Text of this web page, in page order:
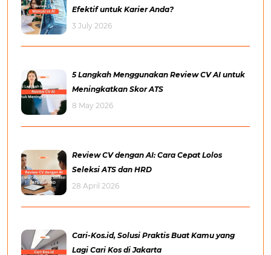
Efektif untuk Karier Anda?
3 July 2026
5 Langkah Menggunakan Review CV AI untuk
Meningkatkan Skor ATS
8 May 2026
Review CV dengan AI: Cara Cepat Lolos
Seleksi ATS dan HRD
28 April 2026
Cari-Kos.id, Solusi Praktis Buat Kamu yang
Lagi Cari Kos di Jakarta